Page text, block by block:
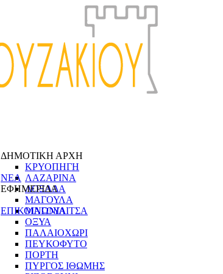
ΚΡΥΟΠΗΓΗ
ΛΑΖΑΡΙΝΑ
ΛΟΞΑΔΑ
ΜΑΓΟΥΛΑ
ΜΑΓΟΥΛΙΤΣΑ
ΟΞΥΑ
ΠΑΛΑΙΟΧΩΡΙ
ΠΕΥΚΟΦΥΤΟ
ΠΟΡΤΗ
ΠΥΡΓΟΣ ΙΘΩΜΗΣ
ΔΗΜΟΤΙΚΗ ΑΡΧΗ
ΝΕΑ
ΕΦΗΜΕΡΙΔΑ
ΕΠΙΚΟΙΝΩΝΙΑ